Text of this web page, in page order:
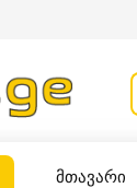
მთავარი